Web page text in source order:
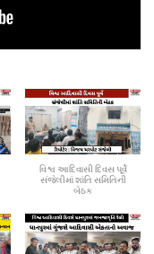
વિશ્વ આદિવાસી દિવસ પૂર્વે
સંજેલીમાં શાંતિ સમિતિની
બેઠક